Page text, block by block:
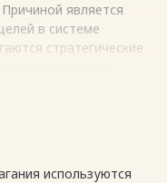
является
в системе
стратегические
улучшать
используются